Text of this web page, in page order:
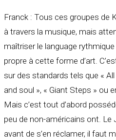
Franck : Tous ces groupes de
à travers la musique, mais
maîtriser le language
propre à cette forme d’art.
sur des standards tels que «
and soul », « Giant Steps » ou
Mais c’est tout d’abord
peu de non-américains ont. Le
avant de s’en réclamer, il faut